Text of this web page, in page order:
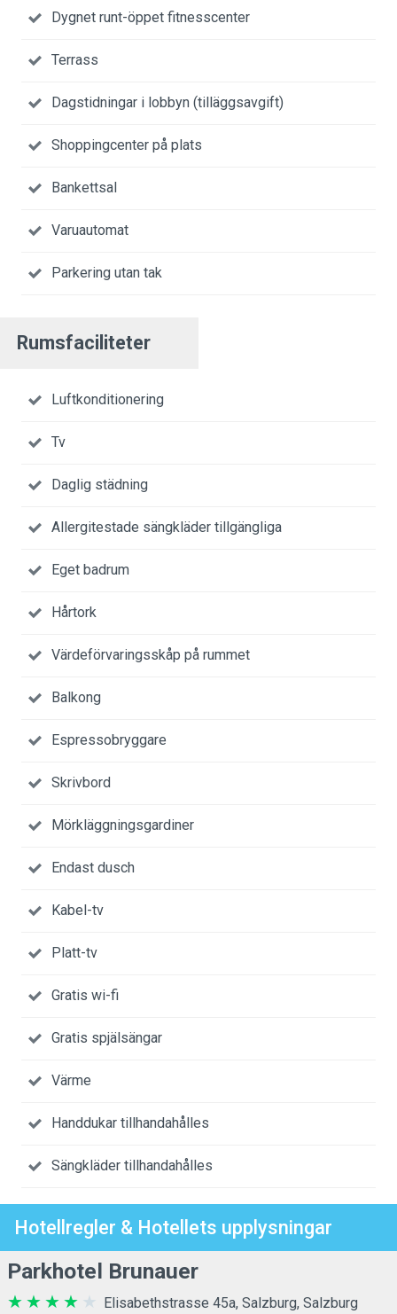
Dygnet runt-öppet fitnesscenter
Terrass
Dagstidningar i lobbyn (tilläggsavgift)
Shoppingcenter på plats
Bankettsal
Varuautomat
Parkering utan tak
Rumsfaciliteter
Luftkonditionering
Tv
Daglig städning
Allergitestade sängkläder tillgängliga
Eget badrum
Hårtork
Värdeförvaringsskåp på rummet
Balkong
Espressobryggare
Skrivbord
Mörkläggningsgardiner
Endast dusch
Kabel-tv
Platt-tv
Gratis wi-fi
Gratis spjälsängar
Värme
Handdukar tillhandahålles
Sängkläder tillhandahålles
Hotellregler & Hotellets upplysningar
Parkhotel Brunauer
Elisabethstrasse 45a, Salzburg, Salzburg